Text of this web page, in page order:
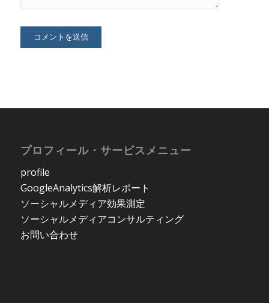
プロフィール・サービスメニュー
profile
GoogleAnalytics解析レポート
ソーシャルメディア効果測定
ソーシャルメディアコンサルティング
お問い合わせ